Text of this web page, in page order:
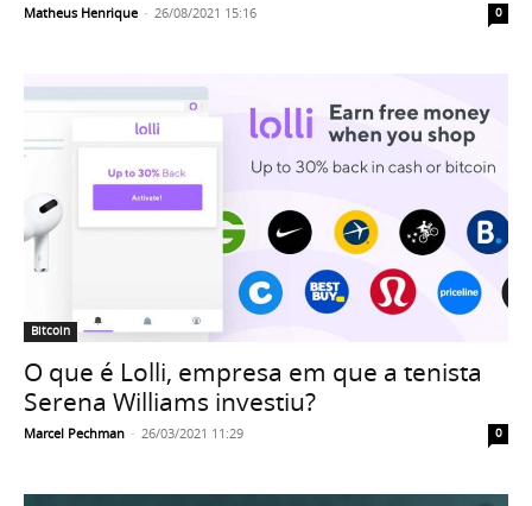
Matheus Henrique - 26/08/2021 15:16 0
Bitcoin
O que é Lolli, empresa em que a tenista
Serena Williams investiu?
Marcel Pechman - 26/03/2021 11:29 0